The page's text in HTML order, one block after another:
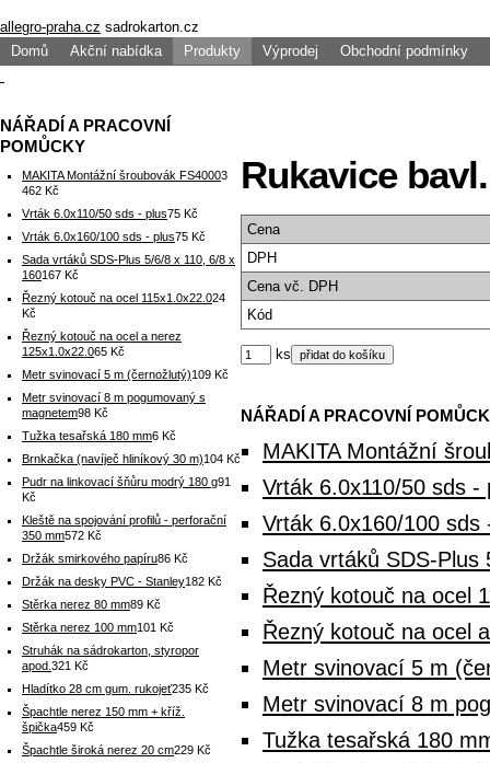
allegro-praha.cz sadrokarton.cz
Domů
Akční nabídka Produkty Výprodej Obchodní podmínky
Rukavice
Cena
DPH
Cenavč. DPH
Kód
ks
NÁŘADÍ A PRACOVNÍ
MAKITA Montážní
Vrták 6.0x110/50 sds -
Vrták 6.0x160/100 sds
Sada vrtáků SDS-Plus
Řezný kotouč na ocel
Řezný kotouč na ocel
Metr svinovací 5 m
Metr svinovací 8 m
Tužka tesařská 180
NÁŘADÍ A PRACOVNÍ
POMŮCKY
MAKITA Montážní šroubovák FS40003
462 Kč
Vrták 6.0x110/50 sds - plus75 Kč
Vrták 6.0x160/100 sds - plus75 Kč
Sada vrtáků SDS-Plus 5/6/8 x 110, 6/8 x
160167 Kč
Řezný kotouč na ocel 115x1.0x22.024
Kč
Řezný kotouč na ocel a nerez
125x1.0x22.065 Kč
Metr svinovací 5 m (černožlutý)109 Kč
Metr svinovací 8 m pogumovaný s
magnetem98 Kč
Tužka tesařská 180 mm6 Kč
Brnkačka (navíječ hliníkový 30 m)104 Kč
Pudr na linkovací šňůru modrý 180 g91
Kč
Kleště na spojování profilů - perforační
350 mm572 Kč
Držák smirkového papíru86 Kč
Držák na desky PVC - Stanley182 Kč
Stěrka nerez 80 mm89 Kč
Stěrka nerez 100 mm101 Kč
Struhák na sádrokarton, styropor
apod. 321 Kč
Hladítko 28 cm gum. rukojeť235 Kč
Špachtle nerez 150 mm + kříž.
špička459 Kč
Špachtle široká nerez 20 cm229 Kč